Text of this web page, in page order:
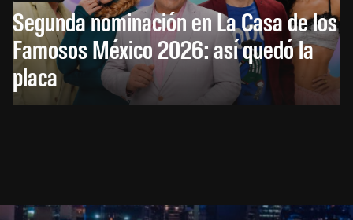
Segunda nominación en La Casa de los
Famosos México 2026: así quedó la
placa